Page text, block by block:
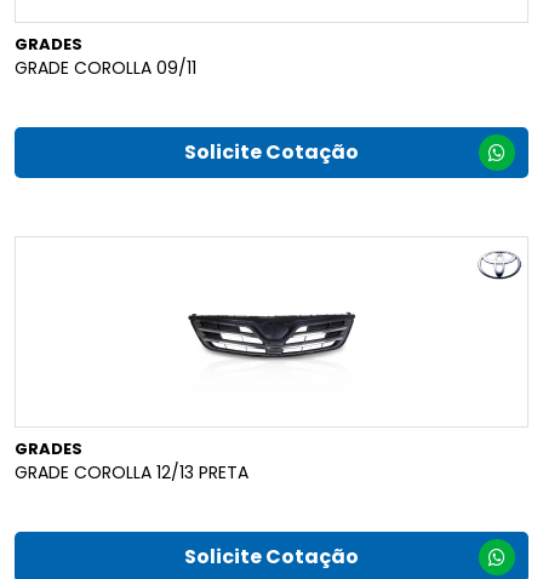
GRADES
GRADE COROLLA 09/11
Solicite Cotação
GRADES
GRADE COROLLA 12/13 PRETA
Solicite Cotação